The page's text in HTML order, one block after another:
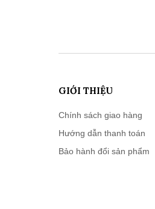
GIỚI THIỆU
Chính sách giao hàng
Hướng dẫn thanh toán
Bảo hành đổi sản phẩm